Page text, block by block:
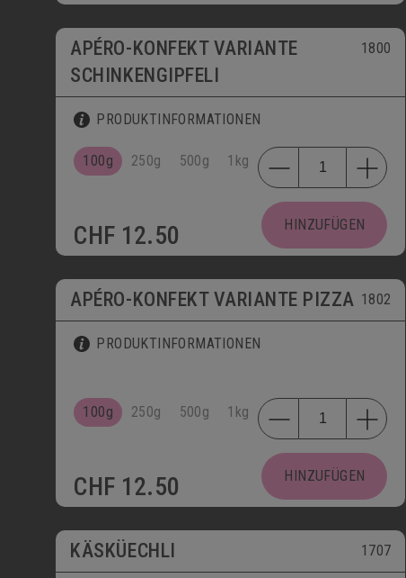
APÉRO-KONFEKT VARIANTE
SCHINKENGIPFELI
1800
PRODUKTINFORMATIONEN
100g 250g 500g 1kg
CHF 12.50 HINZUFÜGEN
APÉRO-KONFEKT VARIANTE PIZZA 1802
PRODUKTINFORMATIONEN
100g 250g 500g 1kg
CHF 12.50 HINZUFÜGEN
KÄSKÜECHLI 1707